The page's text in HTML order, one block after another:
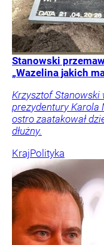
Stanowski
„Wazelina jakich
Krzysztof Stanowski
prezydentury Karola
ostro zaatakował
dłużny.
KrajPolityka